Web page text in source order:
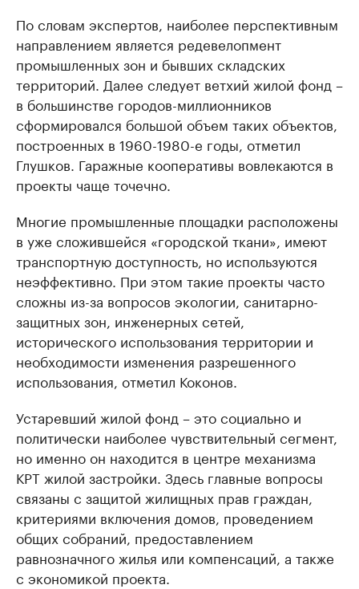
По словам экспертов, наиболее перспективным
направлением является редевелопмент
промышленных зон и бывших складских
территорий. Далее следует ветхий жилой фонд –
в большинстве городов-миллионников
сформировался большой объем таких объектов,
построенных в 1960-1980-е годы, отметил
Глушков. Гаражные кооперативы вовлекаются в
проекты чаще точечно.
Многие промышленные площадки расположены
в уже сложившейся «городской ткани», имеют
транспортную доступность, но используются
неэффективно. При этом такие проекты часто
сложны из-за вопросов экологии, санитарно-
защитных зон, инженерных сетей,
исторического использования территории и
необходимости изменения разрешенного
использования, отметил Коконов.
Устаревший жилой фонд – это социально и
политически наиболее чувствительный сегмент,
но именно он находится в центре механизма
КРТ жилой застройки. Здесь главные вопросы
связаны с защитой жилищных прав граждан,
критериями включения домов, проведением
общих собраний, предоставлением
равнозначного жилья или компенсаций, а также
с экономикой проекта.